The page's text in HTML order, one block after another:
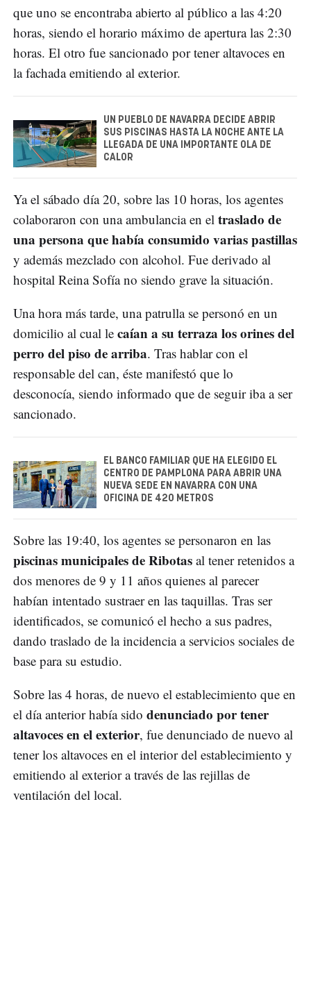
que uno se encontraba abierto al público a las 4:20
horas, siendo el horario máximo de apertura las 2:30
horas. El otro fue sancionado por tener altavoces en
la fachada emitiendo al exterior.
UN PUEBLO DE NAVARRA DECIDE ABRIR
SUS PISCINAS HASTA LA NOCHE ANTE LA
LLEGADA DE UNA IMPORTANTE OLA DE
CALOR
Ya el sábado día 20, sobre las 10 horas, los agentes
colaboraron con una ambulancia en el traslado de
una persona que había consumido varias pastillas
y además mezclado con alcohol. Fue derivado al
hospital Reina Sofía no siendo grave la situación.
Una hora más tarde, una patrulla se personó en un
domicilio al cual le caían a su terraza los orines del
perro del piso de arriba. Tras hablar con el
responsable del can, éste manifestó que lo
desconocía, siendo informado que de seguir iba a ser
sancionado.
EL BANCO FAMILIAR QUE HA ELEGIDO EL
CENTRO DE PAMPLONA PARA ABRIR UNA
NUEVA SEDE EN NAVARRA CON UNA
OFICINA DE 420 METROS
Sobre las 19:40, los agentes se personaron en las
piscinas municipales de Ribotas al tener retenidos a
dos menores de 9 y 11 años quienes al parecer
habían intentado sustraer en las taquillas. Tras ser
identificados, se comunicó el hecho a sus padres,
dando traslado de la incidencia a servicios sociales de
base para su estudio.
Sobre las 4 horas, de nuevo el establecimiento que en
el día anterior había sido denunciado por tener
altavoces en el exterior, fue denunciado de nuevo al
tener los altavoces en el interior del establecimiento y
emitiendo al exterior a través de las rejillas de
ventilación del local.